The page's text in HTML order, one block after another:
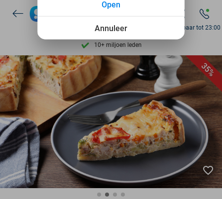
7 dagen per week beschikbaar
10+ miljoen leden
9,4 op basis van
Ontdek 15.000+ deals
7 dagen per week beschikbaar
10+ miljoen leden
Bereikbaar tot 23:00
35%
favorite_border
Annuleer
Open